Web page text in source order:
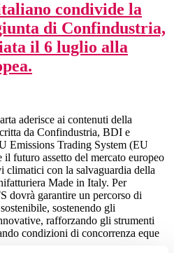
condivide la
di Confindustria,
il 6 luglio alla
aderisce ai contenuti della
da Confindustria, BDI e
Emissions Trading System (EU
il futuro assetto del mercato europeo
con la salvaguardia della
Made in Italy. Per
dovrà garantire un percorso di
sostenendo gli
rafforzando gli strumenti
condizioni di concorrenza eque